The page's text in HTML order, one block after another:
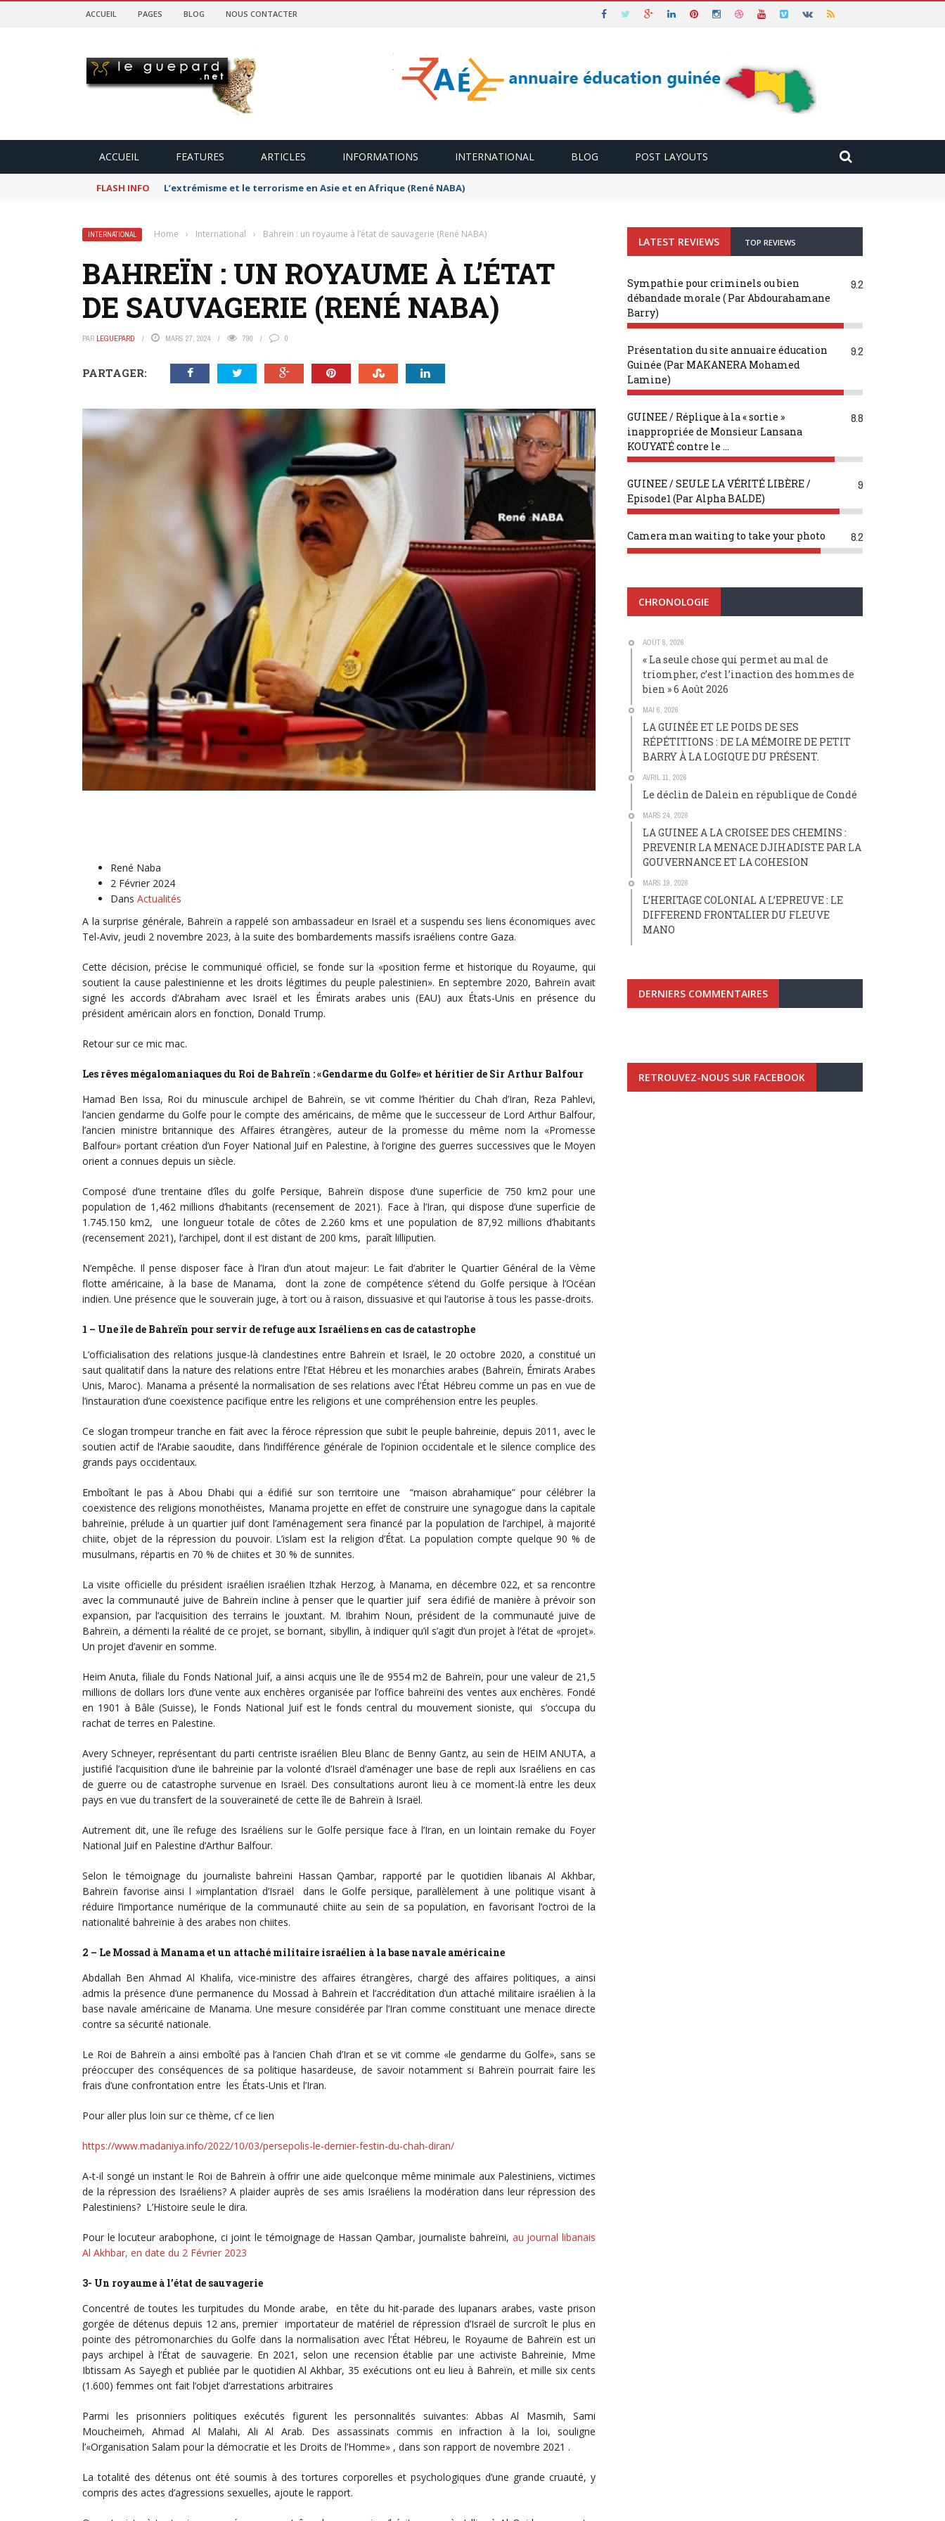
ACCUEIL PAGES BLOG NOUS CONTACTER
ACCUEIL FEATURES ARTICLES INFORMATIONS INTERNATIONAL BLOG POST LAYOUTS
FLASH INFO L’extrémisme et le terrorisme en Asie et en Afrique (René NABA)
INTERNATIONAL Home › International › Bahreïn : un royaume à l’état de sauvagerie (René NABA)
BAHREÏN : UN ROYAUME À L’ÉTAT
DE SAUVAGERIE (RENÉ NABA)
PAR LEGUEPARD MARS 27, 2024 790 0
PARTAGER:
René Naba
2 Février 2024
Dans Actualités
A la surprise générale, Bahreïn a rappelé son ambassadeur en Israël et a suspendu ses liens économiques avec
Tel-Aviv, jeudi 2 novembre 2023, à la suite des bombardements massifs israéliens contre Gaza.
Cette décision, précise le communiqué officiel, se fonde sur la «position ferme et historique du Royaume, qui
soutient la cause palestinienne et les droits légitimes du peuple palestinien». En septembre 2020, Bahreïn avait
signé les accords d’Abraham avec Israël et les Émirats arabes unis (EAU) aux États-Unis en présence du
président américain alors en fonction, Donald Trump.
Retour sur ce mic mac.
Les rêves mégalomaniaques du Roi de Bahreïn : «Gendarme du Golfe» et héritier de Sir Arthur Balfour
Hamad Ben Issa, Roi du minuscule archipel de Bahreïn, se vit comme l’héritier du Chah d’Iran, Reza Pahlevi,
l’ancien gendarme du Golfe pour le compte des américains, de même que le successeur de Lord Arthur Balfour,
l’ancien ministre britannique des Affaires étrangères, auteur de la promesse du même nom la «Promesse
Balfour» portant création d’un Foyer National Juif en Palestine, à l’origine des guerres successives que le Moyen
orient a connues depuis un siècle.
Composé d’une trentaine d’îles du golfe Persique, Bahreïn dispose d’une superficie de 750 km2 pour une
population de 1,462 millions d’habitants (recensement de 2021). Face à l’Iran, qui dispose d’une superficie de
1.745.150 km2, une longueur totale de côtes de 2.260 kms et une population de 87,92 millions d’habitants
(recensement 2021), l’archipel, dont il est distant de 200 kms, paraît lilliputien.
N’empêche. Il pense disposer face à l’Iran d’un atout majeur: Le fait d’abriter le Quartier Général de la Vème
flotte américaine, à la base de Manama, dont la zone de compétence s’étend du Golfe persique à l’Océan
indien. Une présence que le souverain juge, à tort ou à raison, dissuasive et qui l’autorise à tous les passe-droits.
1 – Une île de Bahreïn pour servir de refuge aux Israéliens en cas de catastrophe
L’officialisation des relations jusque-là clandestines entre Bahreïn et Israël, le 20 octobre 2020, a constitué un
saut qualitatif dans la nature des relations entre l’Etat Hébreu et les monarchies arabes (Bahreïn, Émirats Arabes
Unis, Maroc). Manama a présenté la normalisation de ses relations avec l’État Hébreu comme un pas en vue de
l’instauration d’une coexistence pacifique entre les religions et une compréhension entre les peuples.
Ce slogan trompeur tranche en fait avec la féroce répression que subit le peuple bahreinie, depuis 2011, avec le
soutien actif de l’Arabie saoudite, dans l’indifférence générale de l’opinion occidentale et le silence complice des
grands pays occidentaux.
Emboîtant le pas à Abou Dhabi qui a édifié sur son territoire une “maison abrahamique” pour célébrer la
coexistence des religions monothéistes, Manama projette en effet de construire une synagogue dans la capitale
bahreïnie, prélude à un quartier juif dont l’aménagement sera financé par la population de l’archipel, à majorité
chiite, objet de la répression du pouvoir. L’islam est la religion d’État. La population compte quelque 90 % de
musulmans, répartis en 70 % de chiites et 30 % de sunnites.
La visite officielle du président israélien israélien Itzhak Herzog, à Manama, en décembre 022, et sa rencontre
avec la communauté juive de Bahreïn incline à penser que le quartier juif sera édifié de manière à prévoir son
expansion, par l’acquisition des terrains le jouxtant. M. Ibrahim Noun, président de la communauté juive de
Bahreïn, a démenti la réalité de ce projet, se bornant, sibyllin, à indiquer qu’il s’agit d’un projet à l’état de «projet».
Un projet d’avenir en somme.
Heim Anuta, filiale du Fonds National Juif, a ainsi acquis une île de 9554 m2 de Bahreïn, pour une valeur de 21,5
millions de dollars lors d’une vente aux enchères organisée par l’office bahreïni des ventes aux enchères. Fondé
en 1901 à Bâle (Suisse), le Fonds National Juif est le fonds central du mouvement sioniste, qui s’occupa du
rachat de terres en Palestine.
Avery Schneyer, représentant du parti centriste israélien Bleu Blanc de Benny Gantz, au sein de HEIM ANUTA, a
justifié l’acquisition d’une ile bahreinie par la volonté d’Israël d’aménager une base de repli aux Israéliens en cas
de guerre ou de catastrophe survenue en Israël. Des consultations auront lieu à ce moment-là entre les deux
pays en vue du transfert de la souveraineté de cette île de Bahreïn à Israël.
Autrement dit, une île refuge des Israéliens sur le Golfe persique face à l’Iran, en un lointain remake du Foyer
National Juif en Palestine d’Arthur Balfour.
Selon le témoignage du journaliste bahreïni Hassan Qambar, rapporté par le quotidien libanais Al Akhbar,
Bahreïn favorise ainsi l »implantation d’Israël dans le Golfe persique, parallèlement à une politique visant à
réduire l’importance numérique de la communauté chiite au sein de sa population, en favorisant l’octroi de la
nationalité bahreïnie à des arabes non chiites.
2 – Le Mossad à Manama et un attaché militaire israélien à la base navale américaine
Abdallah Ben Ahmad Al Khalifa, vice-ministre des affaires étrangères, chargé des affaires politiques, a ainsi
admis la présence d’une permanence du Mossad à Bahreïn et l’accréditation d’un attaché militaire israélien à la
base navale américaine de Manama. Une mesure considérée par l’Iran comme constituant une menace directe
contre sa sécurité nationale.
Le Roi de Bahreïn a ainsi emboîté pas à l’ancien Chah d’Iran et se vit comme «le gendarme du Golfe», sans se
préoccuper des conséquences de sa politique hasardeuse, de savoir notamment si Bahreïn pourrait faire les
frais d’une confrontation entre les États-Unis et l’Iran.
Pour aller plus loin sur ce thème, cf ce lien
https://www.madaniya.info/2022/10/03/persepolis-le-dernier-festin-du-chah-diran/
A-t-il songé un instant le Roi de Bahreïn à offrir une aide quelconque même minimale aux Palestiniens, victimes
de la répression des Israéliens? A plaider auprès de ses amis Israéliens la modération dans leur répression des
Palestiniens? L’Histoire seule le dira.
Pour le locuteur arabophone, ci joint le témoignage de Hassan Qambar, journaliste bahreïni, au journal libanais
Al Akhbar, en date du 2 Février 2023
3- Un royaume à l’état de sauvagerie
Concentré de toutes les turpitudes du Monde arabe, en tête du hit-parade des lupanars arabes, vaste prison
gorgée de détenus depuis 12 ans, premier importateur de matériel de répression d’Israël de surcroît le plus en
pointe des pétromonarchies du Golfe dans la normalisation avec l’État Hébreu, le Royaume de Bahreïn est un
pays archipel à l’État de sauvagerie. En 2021, selon une recension établie par une activiste Bahreinie, Mme
Ibtissam As Sayegh et publiée par le quotidien Al Akhbar, 35 exécutions ont eu lieu à Bahreïn, et mille six cents
(1.600) femmes ont fait l’objet d’arrestations arbitraires
Parmi les prisonniers politiques exécutés figurent les personnalités suivantes: Abbas Al Masmih, Sami
Moucheimeh, Ahmad Al Malahi, Ali Al Arab. Des assassinats commis en infraction à la loi, souligne
l’«Organisation Salam pour la démocratie et les Droits de l’Homme» , dans son rapport de novembre 2021 .
La totalité des détenus ont été soumis à des tortures corporelles et psychologiques d’une grande cruauté, y
compris des actes d’agressions sexuelles, ajoute le rapport.
LATEST REVIEWS TOP REVIEWS
Sympathie pour criminels ou bien
débandade morale ( Par Abdourahamane
Barry)
9.2
Présentation du site annuaire éducation
Guinée (Par MAKANERA Mohamed
Lamine)
9.2
GUINEE / Réplique à la « sortie »
inappropriée de Monsieur Lansana
KOUYATÉ contre le ...
8.8
GUINEE / SEULE LA VÉRITÉ LIBÈRE /
Episode1 (Par Alpha BALDE)
9
Camera man waiting to take your photo 8.2
CHRONOLOGIE
AOÛT 8, 2026
« La seule chose qui permet au mal de
triompher, c’est l’inaction des hommes de
bien » 6 Août 2026
MAI 6, 2026
LA GUINÉE ET LE POIDS DE SES
RÉPÉTITIONS : DE LA MÉMOIRE DE PETIT
BARRY À LA LOGIQUE DU PRÉSENT.
AVRIL 11, 2026
Le déclin de Dalein en république de Condé
MARS 24, 2026
LA GUINEE A LA CROISEE DES CHEMINS :
PREVENIR LA MENACE DJIHADISTE PAR LA
GOUVERNANCE ET LA COHESION
MARS 19, 2026
L’HERITAGE COLONIAL A L’EPREUVE : LE
DIFFEREND FRONTALIER DU FLEUVE
MANO
DERNIERS COMMENTAIRES
RETROUVEZ-NOUS SUR FACEBOOK